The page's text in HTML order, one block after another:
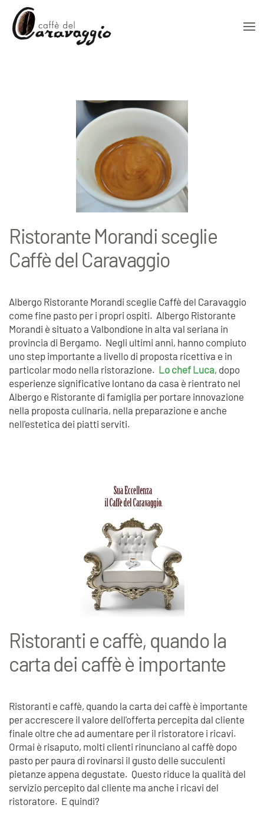
Skip to main content
Ristorante Morandi sceglie
Caffè del Caravaggio
Albergo Ristorante Morandi sceglie Caffè del Caravaggio
come fine pasto per i propri ospiti. Albergo Ristorante
Morandi è situato a Valbondione in alta val seriana in
provincia di Bergamo. Negli ultimi anni, hanno compiuto
uno step importante a livello di proposta ricettiva e in
particolar modo nella ristorazione. Lo chef Luca, dopo
esperienze significative lontano da casa è rientrato nel
Albergo e Ristorante di famiglia per portare innovazione
nella proposta culinaria, nella preparazione e anche
nell'estetica dei piatti serviti.
Ristoranti e caffè, quando la
carta dei caffè è importante
Ristoranti e caffè, quando la carta dei caffè è importante
per accrescere il valore dell'offerta percepita dal cliente
finale oltre che ad aumentare per il ristoratore i ricavi.
Ormai è risaputo, molti clienti rinunciano al caffè dopo
pasto per paura di rovinarsi il gusto delle succulenti
pietanze appena degustate. Questo riduce la qualità del
servizio percepito dal cliente ma anche i ricavi del
ristoratore. E quindi?